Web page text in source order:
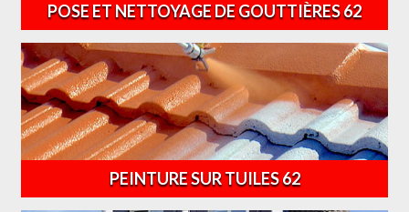
POSE ET NETTOYAGE DE GOUTTIÈRES 62
PEINTURE SUR TUILES 62